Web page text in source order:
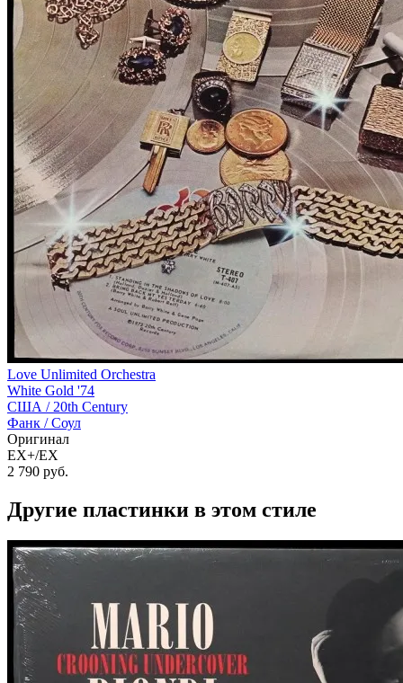
Love Unlimited Orchestra
White Gold '74
США / 20th Century
Фанк / Соул
Оригинал
EX+/EX
2 790 руб.
Другие пластинки в этом стиле